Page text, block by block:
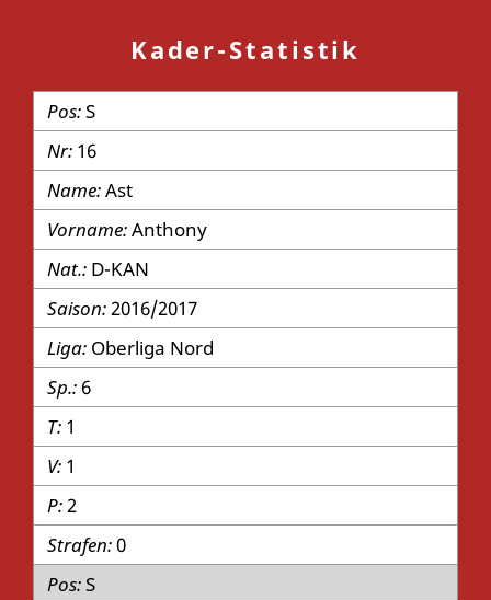
Kader-Statistik
S
16
Ast
Anthony
D-KAN
2016/2017
Oberliga Nord
6
1
1
2
0
S